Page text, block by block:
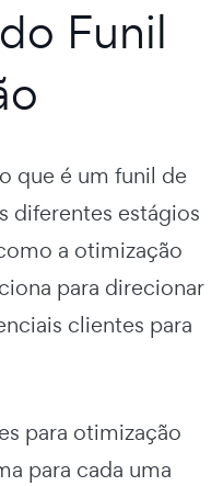
Funil
que é um funil de
diferentes estágios
a otimização
para direcionar
clientes para
para otimização
para cada uma